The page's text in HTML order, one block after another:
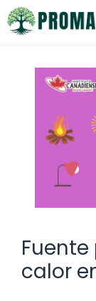
Saltar
al
calor